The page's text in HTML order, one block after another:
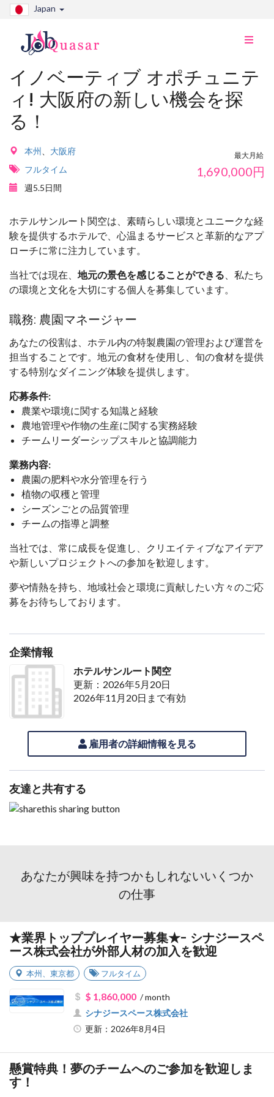
Japan
ナ
り
イノベーティブ オポチュニテ
ィ! 大阪府の新しい機会を探
る！
本州
大阪府
フルタイム
週5.5日間
最大月給
1,690,000円
ホテルサンルート関空は、素晴らしい環境とユニークな経
験を提供するホテルで、心温まるサービスと革新的なアプ
ローチに常に注力しています。
当社では現在、 地元の景色を感じることができる 、私たち
の環境と文化を大切にする個人を募集しています。
職務: 農園マネージャー
あなたの役割は、ホテル内の特製農園の管理および運営を
担当することです。地元の食材を使用し、旬の食材を提供
する特別なダイニング体験を提供します。
応募条件:
農業や環境に関する知識と経験
農地管理や作物の生産に関する実務経験
チームリーダーシップスキルと協調能力
業務内容:
農園の肥料や水分管理を行う
植物の収穫と管理
シーズンごとの品質管理
チームの指導と調整
当社では、常に成長を促進し、クリエイティブなアイデア
や新しいプロジェクトへの参加を歓迎します。
夢や情熱を持ち、地域社会と環境に貢献したい方々のご応
募をお待ちしております。
企業情報
ホテルサンルート関空
更新：2026年5月20日
2026年11月20日まで有効
雇用者の詳細情報を見る
友達と共有する
あなたが興味を持つかもしれないいくつか
の仕事
★業界トッププレイヤー募集★- シナジースペ
ース株式会社が外部人材の加入を歓迎
本州 東京都 フルタイム
$ 1,860,000/ month
シナジースペース株式会社
更新：2026年8月4日
懸賞特典！夢のチームへのご参加を歓迎しま
す！